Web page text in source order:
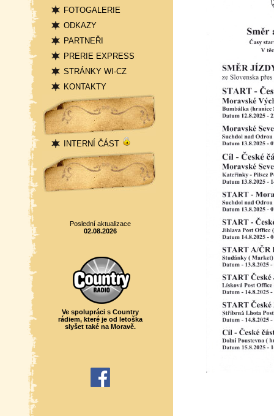
FOTOGALERIE
ODKAZY
PARTNEŘI
PRERIE EXPRESS
STRÁNKY WI-CZ
KONTAKTY
Přihlášení
INTERNÍ ČÁST
Statistika
Poslední aktualizace
02.08.2026
Ve spolupráci s Country
rádiem, které je od letoška
slyšet také na Moravě.